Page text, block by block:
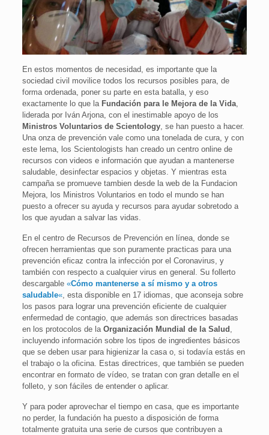
En estos momentos de necesidad, es importante que la
sociedad civil movilice todos los recursos posibles para, de
forma ordenada, poner su parte en esta batalla, y eso
exactamente lo que la Fundación para le Mejora de la Vida,
liderada por Iván Arjona, con el inestimable apoyo de los
Ministros Voluntarios de Scientology, se han puesto a hacer.
Una onza de prevención vale como una tonelada de cura, y con
este lema, los Scientologists han creado un centro online de
recursos con videos e información que ayudan a mantenerse
saludable, desinfectar espacios y objetas. Y mientras esta
campaña se promueve tambien desde la web de la Fundacion
Mejora, los Ministros Voluntarios en todo el mundo se han
puesto a ofrecer su ayuda y recursos para ayudar sobretodo a
los que ayudan a salvar las vidas.
En el centro de Recursos de Prevención en línea, donde se
ofrecen herramientas que son puramente practicas para una
prevención eficaz contra la infección por el Coronavirus, y
también con respecto a cualquier virus en general. Su follerto
descargable «Cómo mantenerse a sí mismo y a otros
saludable«, esta disponible en 17 idiomas, que aconseja sobre
los pasos para lograr una prevención eficiente de cualquier
enfermedad de contagio, que además son directrices basadas
en los protocolos de la Organización Mundial de la Salud ,
incluyendo información sobre los tipos de ingredientes básicos
que se deben usar para higienizar la casa o, si todavía estás en
el trabajo o la oficina. Estas directrices, que también se pueden
encontrar en formato de vídeo, se tratan con gran detalle en el
folleto, y son fáciles de entender o aplicar.
Y para poder aprovechar el tiempo en casa, que es importante
no perder, la fundación ha puesto a disposición de forma
totalmente gratuita una serie de cursos que contribuyen a